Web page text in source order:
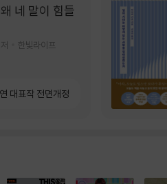
네 말이 힘들
한빛라이프
대표작 전면개정